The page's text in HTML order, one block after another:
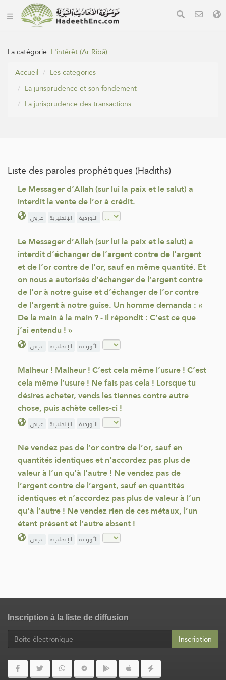
La catégorie: L'intérêt (Ar Ribâ)
Accueil
Les catégories
La jurisprudence et son fondement
La jurisprudence des transactions
Liste des paroles prophétiques (Hadiths)
Le Messager d’Allah (sur lui la paix et le salut) a
interdit la vente de l’or à crédit.
عربي الإنجليزية الأوردية
Le Messager d’Allah (sur lui la paix et le salut) a
interdit d’échanger de l’argent contre de l’argent
et de l’or contre de l’or, sauf en même quantité. Et
on nous a autorisés d’échanger de l’argent contre
de l’or à notre guise et d’échanger de l’or contre
de l’argent à notre guise. Un homme demanda : «
De la main à la main ? - Il répondit : C’est ce que
j’ai entendu ! »
عربي الإنجليزية الأوردية
Malheur ! Malheur ! C’est cela même l’usure ! C’est
cela même l’usure ! Ne fais pas cela ! Lorsque tu
désires acheter, vends les tiennes contre autre
chose, puis achète celles-ci !
عربي الإنجليزية الأوردية
Ne vendez pas de l’or contre de l’or, sauf en
quantités identiques et n’accordez pas plus de
valeur à l’un qu'à l’autre ! Ne vendez pas de
l’argent contre de l’argent, sauf en quantités
identiques et n’accordez pas plus de valeur à l’un
qu'à l’autre ! Ne vendez rien de ces métaux, l’un
étant présent et l’autre absent !
عربي الإنجليزية الأوردية
Inscription à la liste de diffusion
Inscription